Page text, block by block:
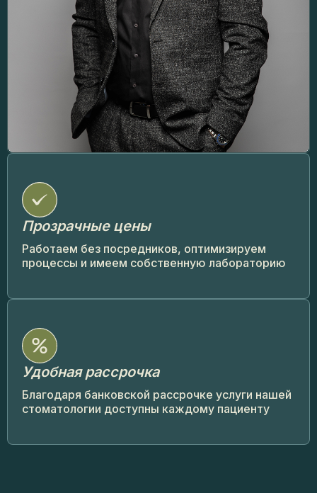
Прозрачные цены
Работаем без посредников, оптимизируем
процессы и имеем собственную лабораторию
Удобная рассрочка
Благодаря банковской рассрочке услуги нашей
стоматологии доступны каждому пациенту